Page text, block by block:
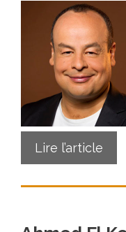
Lire l’article